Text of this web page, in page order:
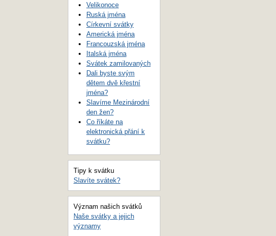
Velikonoce
Ruská jména
Církevní svátky
Americká jména
Francouzská jména
Italská jména
Svátek zamilovaných
Dali byste svým
dětem dvě křestní
jména?
Slavíme Mezinárodní
den žen?
Co říkáte na
elektronická přání k
svátku?
Tipy k svátku
Slavíte svátek?
Význam našich svátků
Naše svátky a jejich
významy